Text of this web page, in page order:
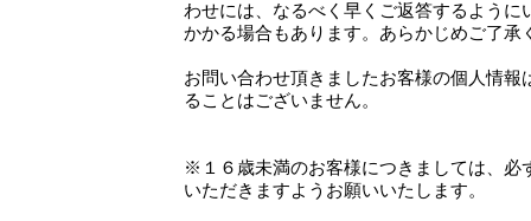
わせには、なるべく早くご返答するように
かかる場合もあります。あらかじめご了承
お問い合わせ頂きましたお客様の個人情報
ることはございません。
※１６歳未満のお客様につきましては、必
いただきますようお願いいたします。